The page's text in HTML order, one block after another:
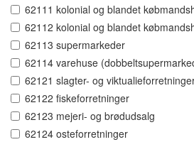
62111 kolonial og blandet
62112 kolonial og blandet
62113 supermarkeder
62114 varehuse
62121 slagter- og
62122 fiskeforretninger
62123 mejeri- og brødudsalg
62124 osteforretninger